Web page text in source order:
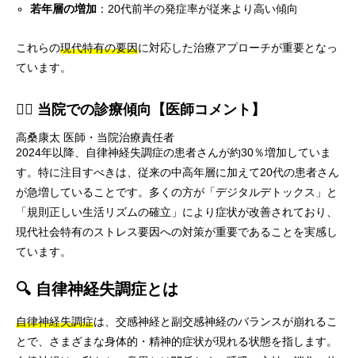
若年層の増加 ：20代前半の発症率が従来より高い傾向
これらの現代特有の要因に対応した治療アプローチが重要となっ
ています。
👨‍⚕️ 当院での診療傾向【医師コメント】
高桑康太 医師・当院治療責任者
2024年以降、自律神経失調症の患者さんが約30％増加していま
す。特に注目すべきは、従来の中高年層に加えて20代の患者さん
が急増していることです。多くの方が「デジタルデトックス」と
「規則正しい生活リズムの確立」により症状が改善されており、
現代社会特有のストレス要因への対策が重要であることを実感し
ています。
🔍 自律神経失調症とは
自律神経失調症は、交感神経と副交感神経のバランスが崩れるこ
とで、さまざまな身体的・精神的症状が現れる状態を指します。